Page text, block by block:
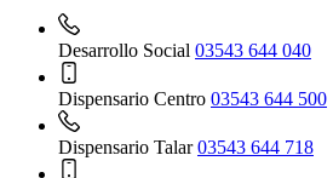
Desarrollo Social 03543 644 040
Dispensario Centro 03543 644 500
Dispensario Talar03543 644 718